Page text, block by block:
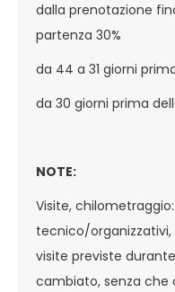
dalla prenotazione
partenza 30%
da 44 a 31 giorni
da 30 giorni prima
NOTE:
Visite,
tecnico/organizzativi,
visite previste
cambiato, senza che